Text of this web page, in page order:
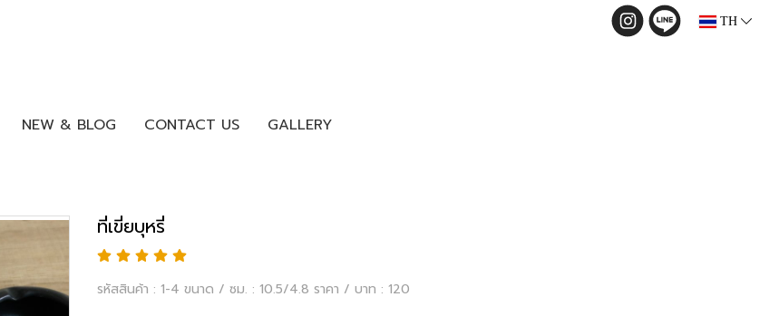
TH
NEW & BLOG CONTACT US GALLERY
ที่เขี่ยบุหรี่
รหัสสินค้า : 1-4 ขนาด / ซม. : 10.5/4.8 ราคา / บาท : 120